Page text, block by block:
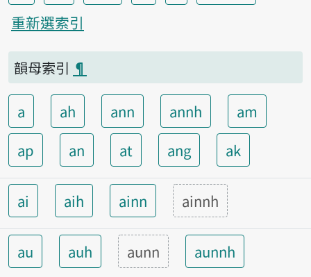
重新選索引
韻母索引 ¶
a ah ann annh
am
ap
an at ang ak
ai aih ainn ainnh
au auh aunn aunnh